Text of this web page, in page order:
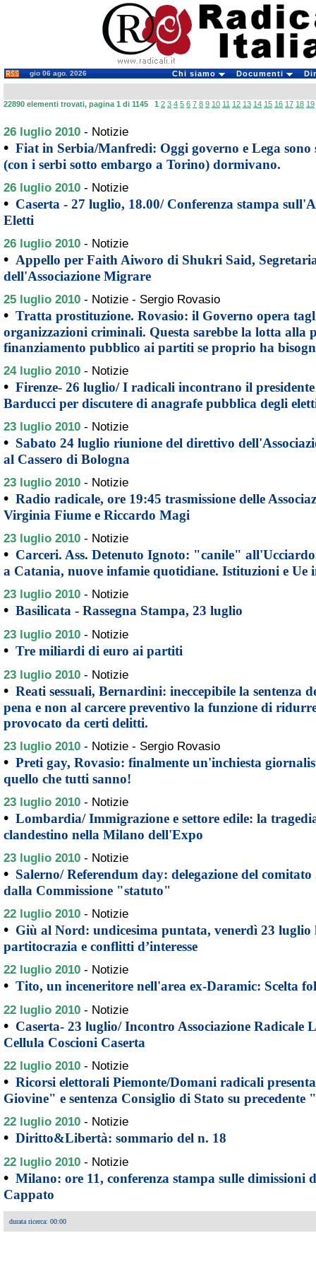
gio 06 ago. 2026 Chi siamo Documenti
22890 elementi trovati, pagina 1 di 1145 1 2 3 4 5 6 7 8 9 10 11 12 13 14 15 16 17 18 19
26 luglio 2010 - Notizie
• Fiat in Serbia/Manfredi: Oggi governo e Lega sono
(con i serbi sotto embargo a Torino) dormivano.
26 luglio 2010 - Notizie
• Caserta - 27 luglio, 18.00/ Conferenza stampa
Eletti
26 luglio 2010 - Notizie
• Appello per Faith Aiworo di Shukri Said,
dell'Associazione Migrare
25 luglio 2010 - Notizie - Sergio Rovasio
• Tratta prostituzione. Rovasio: il Governo opera
organizzazioni criminali. Questa sarebbe la lotta alla
finanziamento pubblico ai partiti se proprio ha
24 luglio 2010 - Notizie
• Firenze- 26 luglio/ I radicali incontrano il
Barducci per discutere di anagrafe pubblica degli
23 luglio 2010 - Notizie
• Sabato 24 luglio riunione del direttivo
al Cassero di Bologna
23 luglio 2010 - Notizie
• Radio radicale, ore 19:45 trasmissione delle
Virginia Fiume e Riccardo Magi
23 luglio 2010 - Notizie
• Carceri. Ass. Detenuto Ignoto: "canile"
a Catania, nuove infamie quotidiane. Istituzioni e Ue
23 luglio 2010 - Notizie
• Basilicata - Rassegna Stampa, 23 luglio
23 luglio 2010 - Notizie
• Tre miliardi di euro ai partiti
23 luglio 2010 - Notizie
• Reati sessuali, Bernardini: ineccepibile la sentenza
pena e non al carcere preventivo la funzione di
provocato da certi delitti.
23 luglio 2010 - Notizie - Sergio Rovasio
• Preti gay, Rovasio: finalmente un'inchiesta
quello che tutti sanno!
23 luglio 2010 - Notizie
• Lombardia/ Immigrazione e settore edile: la
clandestino nella Milano dell'Expo
23 luglio 2010 - Notizie
• Salerno/ Referendum day: delegazione del
dalla Commissione "statuto"
22 luglio 2010 - Notizie
• Giù al Nord: undicesima puntata, venerdì 23 luglio
partitocrazia e conflitti d’interesse
22 luglio 2010 - Notizie
• Tito, un inceneritore nell'area ex-Daramic: Scelta
22 luglio 2010 - Notizie
• Caserta- 23 luglio/ Incontro Associazione Radicale
Cellula Coscioni Caserta
22 luglio 2010 - Notizie
• Ricorsi elettorali Piemonte/Domani radicali
Giovine" e sentenza Consiglio di Stato su precedente
22 luglio 2010 - Notizie
• Diritto&Libertà: sommario del n. 18
22 luglio 2010 - Notizie
• Milano: ore 11, conferenza stampa sulle dimissioni
Cappato
durata ricerca: 00:00